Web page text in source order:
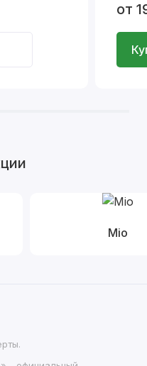
от
Mio